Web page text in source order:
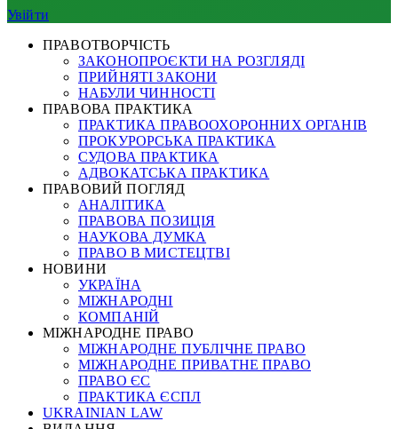
Увійти
ПРАВОТВОРЧІСТЬ
ЗАКОНОПРОЄКТИ НА РОЗГЛЯДІ
ПРИЙНЯТІ ЗАКОНИ
НАБУЛИ ЧИННОСТІ
ПРАВОВА ПРАКТИКА
ПРАКТИКА ПРАВООХОРОННИХ ОРГАНІВ
ПРОКУРОРСЬКА ПРАКТИКА
СУДОВА ПРАКТИКА
АДВОКАТСЬКА ПРАКТИКА
ПРАВОВИЙ ПОГЛЯД
АНАЛІТИКА
ПРАВОВА ПОЗИЦІЯ
НАУКОВА ДУМКА
ПРАВО В МИСТЕЦТВІ
НОВИНИ
УКРАЇНА
МІЖНАРОДНІ
КОМПАНІЙ
МІЖНАРОДНЕ ПРАВО
МІЖНАРОДНЕ ПУБЛІЧНЕ ПРАВО
МІЖНАРОДНЕ ПРИВАТНЕ ПРАВО
ПРАВО ЄС
ПРАКТИКА ЄСПЛ
UKRAINIAN LAW